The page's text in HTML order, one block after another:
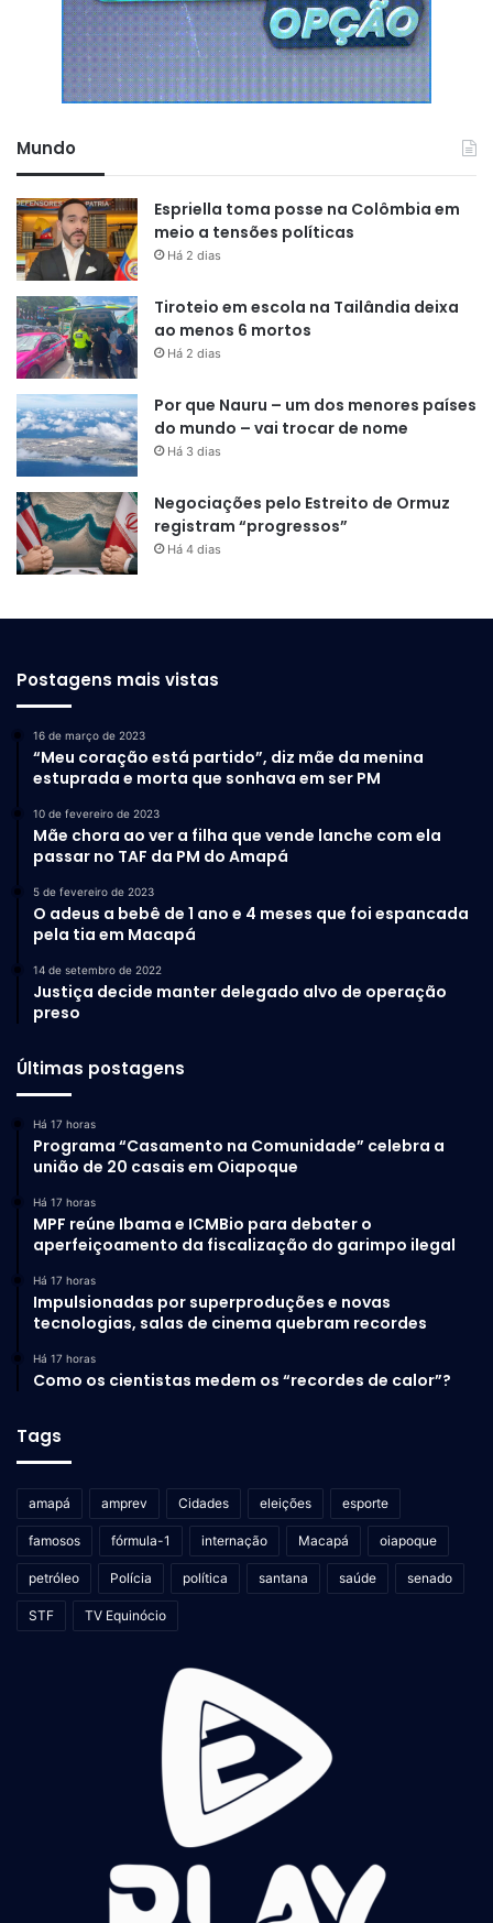
Mundo
Espriella toma posse na Colômbia em
meio a tensões políticas
Há 2 dias
Tiroteio em escola na Tailândia deixa
ao menos 6 mortos
Há 2 dias
Por que Nauru – um dos menores países
do mundo – vai trocar de nome
Há 3 dias
Negociações pelo Estreito de Ormuz
registram “progressos”
Há 4 dias
Postagens mais vistas
16 de março de 2023
“Meu coração está partido”, diz mãe da menina
estuprada e morta que sonhava em ser PM
10 de fevereiro de 2023
Mãe chora ao ver a filha que vende lanche com ela
passar no TAF da PM do Amapá
5 de fevereiro de 2023
O adeus a bebê de 1 ano e 4 meses que foi espancada
pela tia em Macapá
14 de setembro de 2022
Justiça decide manter delegado alvo de operação
preso
Últimas postagens
Há 17 horas
Programa “Casamento na Comunidade” celebra a
união de 20 casais em Oiapoque
Há 17 horas
MPF reúne Ibama e ICMBio para debater o
aperfeiçoamento da fiscalização do garimpo ilegal
Há 17 horas
Impulsionadas por superproduções e novas
tecnologias, salas de cinema quebram recordes
Há 17 horas
Como os cientistas medem os “recordes de calor”?
Tags
amapá amprev Cidades eleições esporte
famosos fórmula-1 internação Macapá oiapoque
petróleo Polícia política santana saúde senado
STF TV Equinócio